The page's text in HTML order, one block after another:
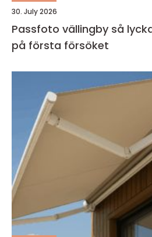
30. July 2026
Passfoto vällingby så lyckas du med bilden
på första försöket